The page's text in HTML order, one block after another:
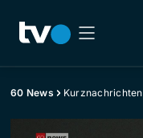
60 News Kurznachrichten